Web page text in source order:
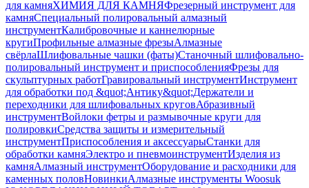
для камняХИМИЯ ДЛЯ КАМНЯФрезерный инструмент для
камняСпециальный полировальный алмазный
инструментКалибровочные и каннелюрные
кругиПрофильные алмазные фрезыАлмазные
свёрлаШлифовальные чашки (фаты)Станочный шлифовально-
полировальный инструмент и приспособленияФрезы для
скульптурных работГравировальный инструментИнструмент
для обработки под &quot;Антику&quot;Держатели и
переходники для шлифовальных круговАбразивный
инструментВойлоки фетры и размывочные круги для
полировкиСредства защиты и измерительный
инструментПриспособления и аксессуарыСтанки для
обработки камняЭлектро и пневмоинструментИзделия из
камняАлмазный инструментОборудование и расходники для
каменных половНовинкиАлмазные инструменты Woosuk